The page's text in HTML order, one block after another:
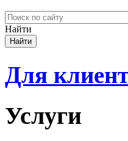
Найти
Для
Услуги